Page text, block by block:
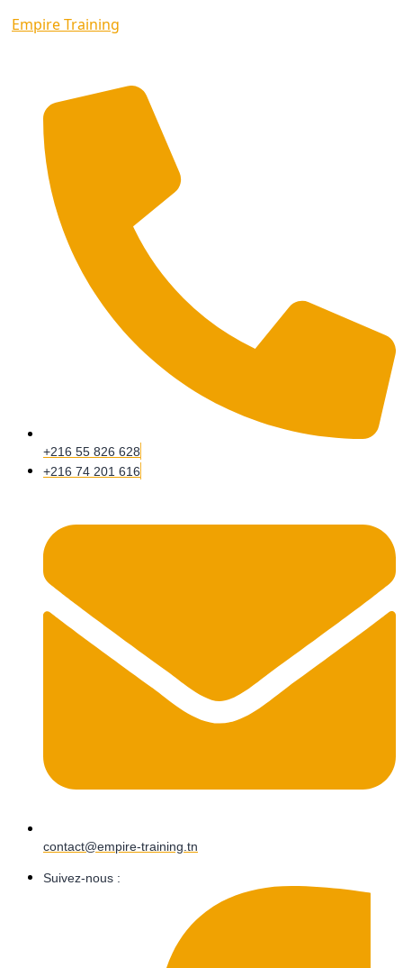
Empire Training
+216 55 826 628
+216 74 201 616
contact@empire-training.tn
Suivez-nous :